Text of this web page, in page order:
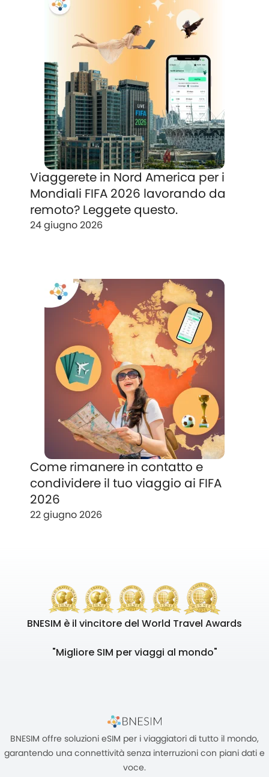
Viaggerete in Nord America per i
Mondiali FIFA 2026 lavorando da
remoto? Leggete questo.
24 giugno 2026
Come rimanere in contatto e
condividere il tuo viaggio ai FIFA
2026
22 giugno 2026
BNESIM è il vincitore del World Travel Awards
"Migliore SIM per viaggi al mondo"
BNESIM offre soluzioni eSIM per i viaggiatori di tutto il mondo,
garantendo una connettività senza interruzioni con piani dati e
voce.